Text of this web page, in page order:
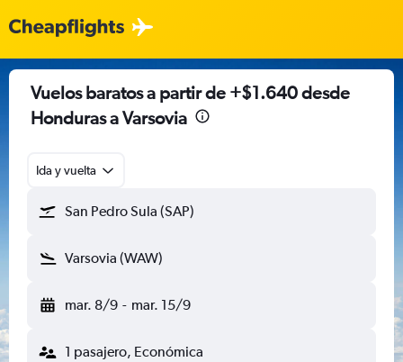
Vuelos baratos a partir de +$1.640 desde
Honduras a Varsovia
Ida y vuelta
San Pedro Sula (SAP)
Varsovia (WAW)
mar. 8/9 - mar. 15/9
1 pasajero, Económica